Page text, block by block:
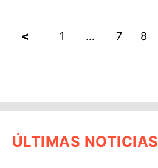
< 1 … 7 8
ÚLTIMAS NOTICIAS